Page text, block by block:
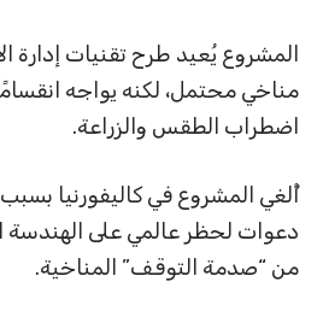
المشروع يُعيد طرح تقنيات
مناخي محتمل، لكنه يواجه
اضطراب الطقس والزراعة.
أُلغي المشروع في كاليفورنيا
دعوات لحظر عالمي على
من “صدمة التوقف” المناخية.